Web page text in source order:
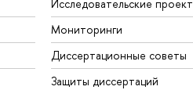
Исследовательские
Мониторинги
Диссертационные советы
Защиты диссертаций